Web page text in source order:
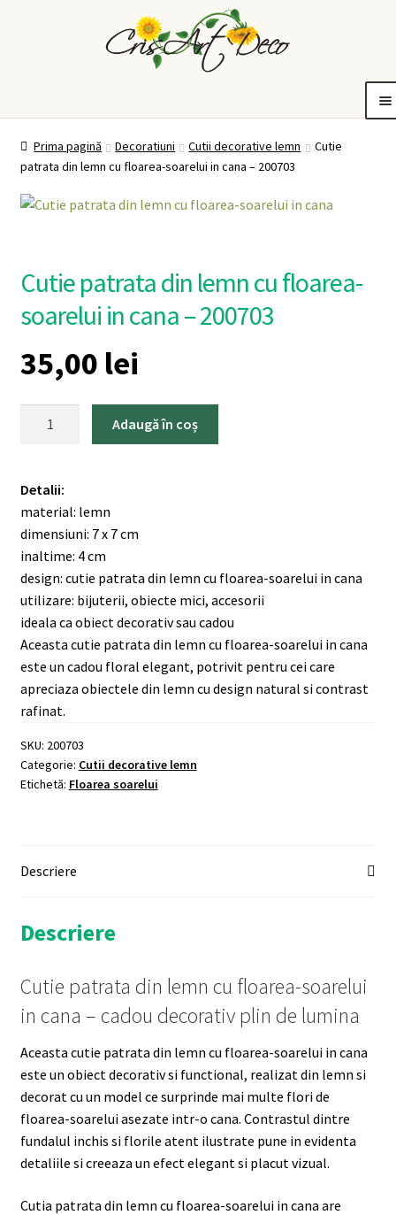
Extinde
meniul
Extinde
meniul
Extinde
meniul
Prima pagină Decoratiuni Cutii decorative lemn
Cutie
patrata din lemn cu floarea-soarelui in cana – 200703
Cutie patrata din lemn cu floarea-
soarelui in cana – 200703
35,00 lei
Detalii:
material: lemn
dimensiuni: 7 x 7 cm
inaltime: 4 cm
design: cutie patrata din lemn cu floarea-soarelui in cana
utilizare: bijuterii, obiecte mici, accesorii
ideala ca obiect decorativ sau cadou
Aceasta cutie patrata din lemn cu floarea-soarelui in cana
este un cadou floral elegant, potrivit pentru cei care
apreciaza obiectele din lemn cu design natural si contrast
rafinat.
Adaugă în coș
SKU: 200703
Categorie: Cutii decorative lemn
Etichetă: Floarea soarelui
Descriere
Descriere
Cutie patrata din lemn cu floarea-soarelui
in cana – cadou decorativ plin de lumina
Aceasta cutie patrata din lemn cu floarea-soarelui in cana
este un obiect decorativ si functional, realizat din lemn si
decorat cu un model ce surprinde mai multe flori de
floarea-soarelui asezate intr-o cana. Contrastul dintre
fundalul inchis si florile atent ilustrate pune in evidenta
detaliile si creeaza un efect elegant si placut vizual.
Cutia patrata din lemn cu floarea-soarelui in cana are